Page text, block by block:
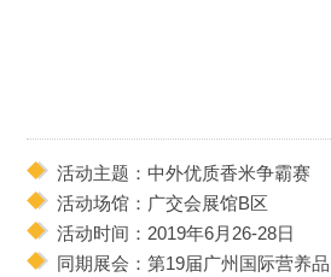
活动主题：中外优质香米争霸赛
活动场馆：广交会展馆B区
活动时间：2019年6月26-28日
同期展会：第19届广州国际营养